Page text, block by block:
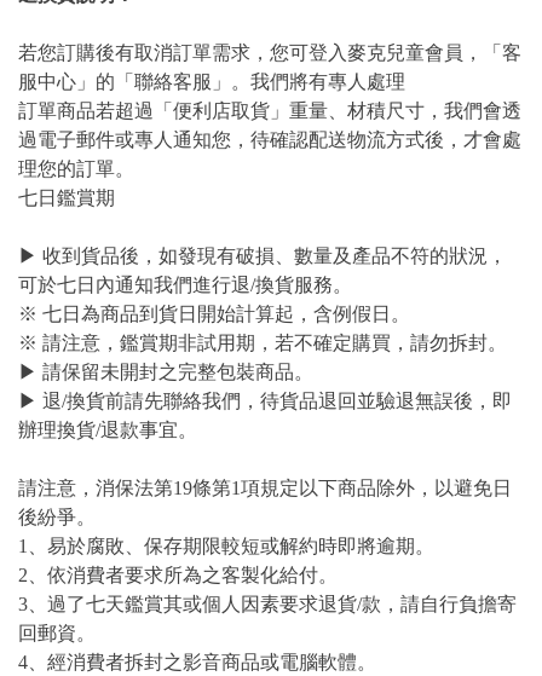
若您訂購後有取消訂單需求，您可登入麥克兒童會員，「客
服中心」的「聯絡客服」。我們將有專人處理
訂單商品若超過「便利店取貨」重量、材積尺寸，我們會透
過電子郵件或專人通知您，待確認配送物流方式後，才會處
理您的訂單。
七日鑑賞期
▶ 收到貨品後，如發現有破損、數量及產品不符的狀況，
可於七日內通知我們進行退/換貨服務。
※ 七日為商品到貨日開始計算起，含例假日。
※ 請注意，鑑賞期非試用期，若不確定購買，請勿拆封。
▶ 請保留未開封之完整包裝商品。
▶ 退/換貨前請先聯絡我們，待貨品退回並驗退無誤後，即
辦理換貨/退款事宜。
請注意，消保法第19條第1項規定以下商品除外，以避免日
後紛爭。
1、易於腐敗、保存期限較短或解約時即將逾期。
2、依消費者要求所為之客製化給付。
3、過了七天鑑賞其或個人因素要求退貨/款，請自行負擔寄
回郵資。
4、經消費者拆封之影音商品或電腦軟體。